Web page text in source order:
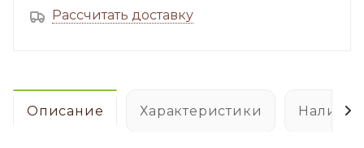
Рассчитать доставку
Описание Характеристики